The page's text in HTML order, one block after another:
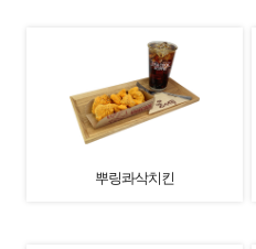
뿌링콰삭치킨